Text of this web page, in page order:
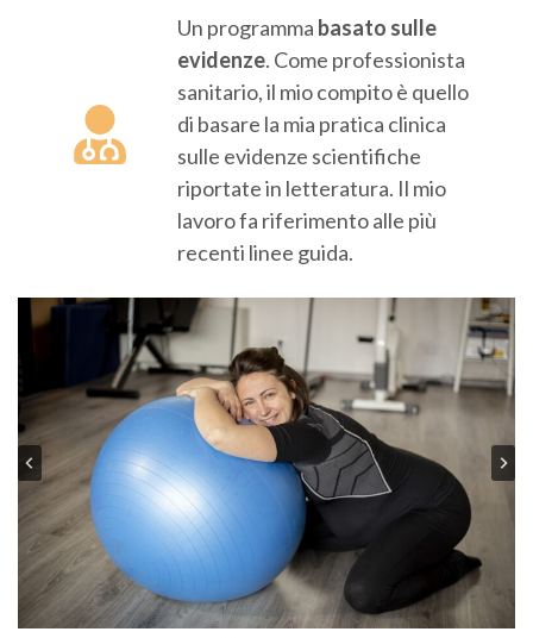
Un programma basato sulle
evidenze. Come professionista
sanitario, il mio compito è quello
di basare la mia pratica clinica
sulle evidenze scientifiche
riportate in letteratura. Il mio
lavoro fa riferimento alle più
recenti linee guida.